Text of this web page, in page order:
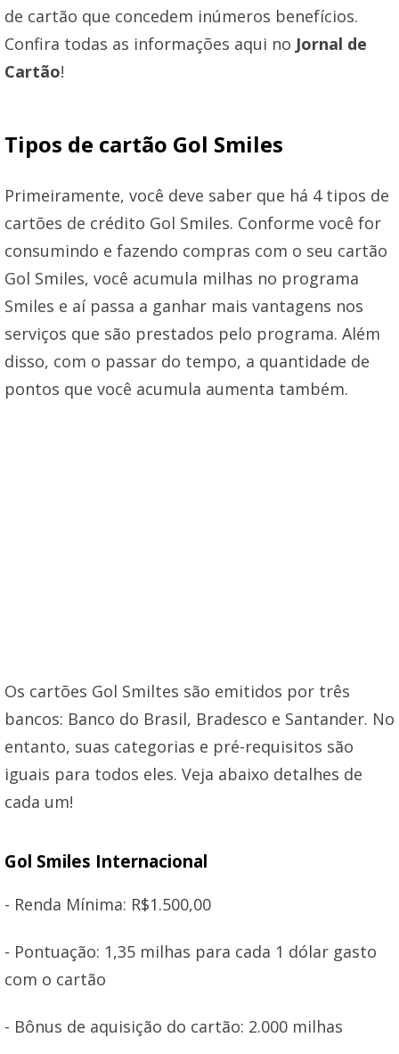
de cartão que concedem inúmeros benefícios.
Confira todas as informações aqui no Jornal de
Cartão!
Tipos de cartão Gol Smiles
Primeiramente, você deve saber que há 4 tipos de
cartões de crédito Gol Smiles. Conforme você for
consumindo e fazendo compras com o seu cartão
Gol Smiles, você acumula milhas no programa
Smiles e aí passa a ganhar mais vantagens nos
serviços que são prestados pelo programa. Além
disso, com o passar do tempo, a quantidade de
pontos que você acumula aumenta também.
Os cartões Gol Smiltes são emitidos por três
bancos: Banco do Brasil, Bradesco e Santander. No
entanto, suas categorias e pré-requisitos são
iguais para todos eles. Veja abaixo detalhes de
cada um!
Gol Smiles Internacional
- Renda Mínima: R$1.500,00
- Pontuação: 1,35 milhas para cada 1 dólar gasto
com o cartão
- Bônus de aquisição do cartão: 2.000 milhas